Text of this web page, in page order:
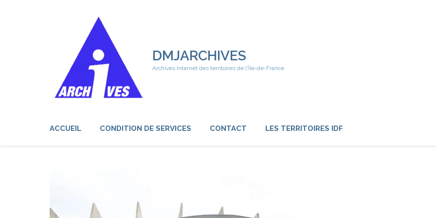
DMJARCHIVES
Archives Internet des territoires de l'Île-de-France
ACCUEIL CONDITION DE SERVICES CONTACT LES TERRITOIRES IDF